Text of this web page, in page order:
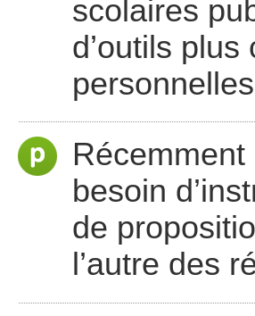
scolaires
d’outils
besoin
de
l’autre des